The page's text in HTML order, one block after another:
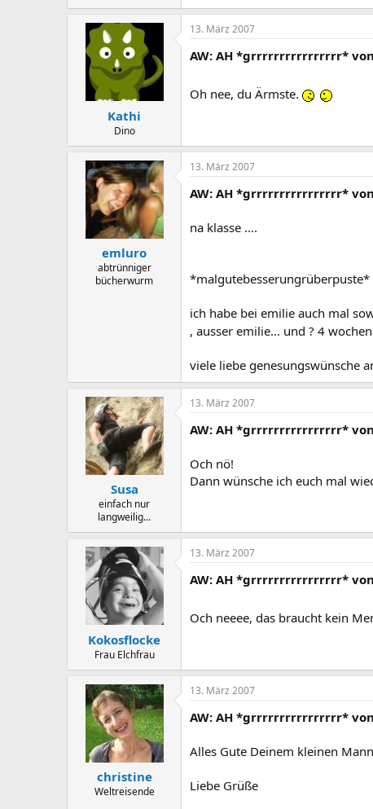
Kathi
Dino
13. März 2007
AW: AH *grrrrrrrrrrrrrrrr* von
Oh nee, du Ärmste.
emluro
abtrünniger
bücherwurm
13. März 2007
AW: AH *grrrrrrrrrrrrrrrr* von
na klasse ....
*malgutebesserungrüberpuste*
ich habe bei emilie auch mal
, ausser emilie... und ? 4
viele liebe genesungswünsche
Susa
einfach nur
langweilig...
13. März 2007
AW: AH *grrrrrrrrrrrrrrrr* von
Och nö!
Dann wünsche ich euch mal
Kokosflocke
Frau Elchfrau
13. März 2007
AW: AH *grrrrrrrrrrrrrrrr* von
Och neeee, das braucht kein
christine
Weltreisende
13. März 2007
AW: AH *grrrrrrrrrrrrrrrr* von
Alles Gute Deinem kleinen
Liebe Grüße